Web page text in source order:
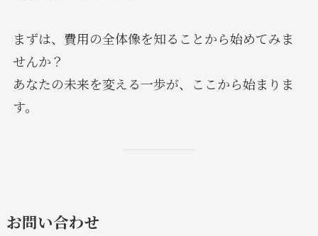
まずは、費用の全体像を知ることから始めてみま
せんか？
あなたの未来を変える一歩が、ここから始まりま
す。
お問い合わせ